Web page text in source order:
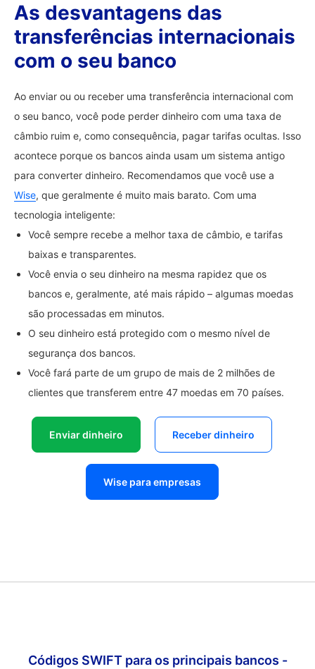
As desvantagens das
transferências internacionais
com o seu banco
Ao enviar ou ou receber uma transferência internacional com
o seu banco, você pode perder dinheiro com uma taxa de
câmbio ruim e, como consequência, pagar tarifas ocultas. Isso
acontece porque os bancos ainda usam um sistema antigo
para converter dinheiro. Recomendamos que você use a
Wise, que geralmente é muito mais barato. Com uma
tecnologia inteligente:
Você sempre recebe a melhor taxa de câmbio, e tarifas
baixas e transparentes.
Você envia o seu dinheiro na mesma rapidez que os
bancos e, geralmente, até mais rápido – algumas moedas
são processadas em minutos.
O seu dinheiro está protegido com o mesmo nível de
segurança dos bancos.
Você fará parte de um grupo de mais de 2 milhões de
clientes que transferem entre 47 moedas em 70 países.
Enviar dinheiro Receber dinheiro
Wise para empresas
Códigos SWIFT para os principais bancos -